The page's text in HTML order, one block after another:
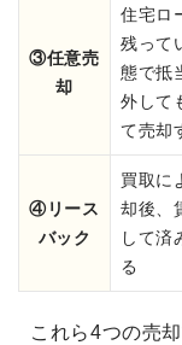
③任意売
却
住宅ロ
残って
態で抵
外して
て売却
④リース
バック
買取に
却後、
して済
る
これら4つの売